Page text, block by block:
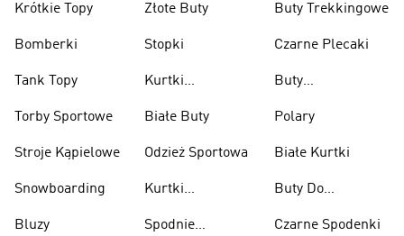
Krótkie Topy
Bomberki
Tank Topy
Torby Sportowe
Stroje Kąpielowe
Snowboarding
Bluzy
Złote Buty
Stopki
Kurtki
Białe Buty
Odzież Sportowa
Kurtki
Spodnie
Buty Trekkingowe
Czarne Plecaki
Buty
Polary
Białe Kurtki
Buty Do
Czarne Spodenki